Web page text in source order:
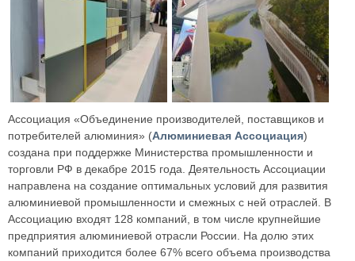
Ассоциация «Объединение производителей, поставщиков и
потребителей алюминия» (Алюминиевая Ассоциация)
создана при поддержке Министерства промышленности и
торговли РФ в декабре 2015 года. Деятельность Ассоциации
направлена на создание оптимальных условий для развития
алюминиевой промышленности и смежных с ней отраслей. В
Ассоциацию входят 128 компаний, в том числе крупнейшие
предприятия алюминиевой отрасли России. На долю этих
компаний приходится более 67% всего объема производства